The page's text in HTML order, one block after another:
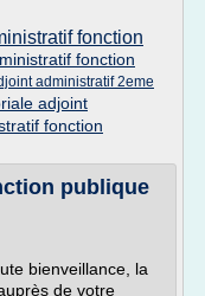
fonction
fonction
administratif 2eme
adjoint
fonction
publique
bienveillance, la
de votre